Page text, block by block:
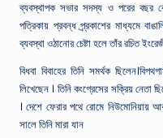
ব্যবস্থাপক সভার সদস্য ও পরের বছর
পত্রিকায় প্রবন্ধ প্র্রকাশের মাধ্যমে
ব্যবস্থা ওঠানোর চেষ্টা হলে তাঁর রচিত
বিধবা বিবাহের তিনি সমর্থক
লিখেছেন । তিনি কংগ্রেসের সক্রিয় নেতা
। দেশে ফেরার পথে রোমে নিউমোনিয়ায়
সালে তিনি মারা যান